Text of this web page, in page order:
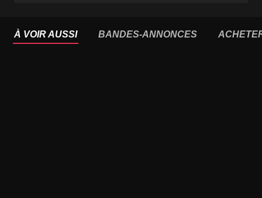
À VOIR AUSSI BANDES-ANNONCES